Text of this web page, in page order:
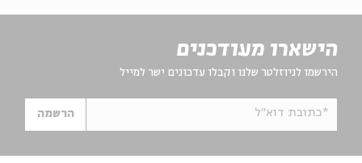
הישארו מעודכנים
הירשמו לניוזלטר שלנו וקבלו עדכונים ישר למייל
*כתובת דוא"ל הרשמה